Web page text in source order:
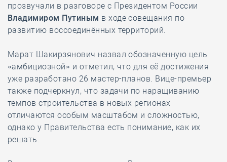
прозвучали в разговоре с Президентом России
Владимиром Путиным в ходе совещания по
развитию воссоединённых территорий.
Марат Шакирзянович назвал обозначенную цель
«амбициозной» и отметил, что для её достижения
уже разработано 26 мастер-планов. Вице-премьер
также подчеркнул, что задачи по наращиванию
темпов строительства в новых регионах
отличаются особым масштабом и сложностью,
однако у Правительства есть понимание, как их
решать.